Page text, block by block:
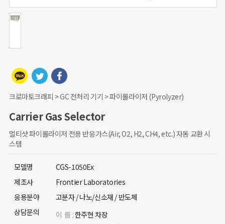
크로마토크래피 > GC 전처리 기기 > 파이롤라이저 (Pyrolyzer)
Carrier Gas Selector
멀티샷 파이롤라이저 전용 반응가스(Air, O2, H2, CH4, etc.) 자동 교환 시
스템
모델명
CGS-1050Ex
제조사
Frontier Laboratories
응용분야
고분자 / 나노/신소재 / 반도체
상담문의
이 름 :한주현 차장